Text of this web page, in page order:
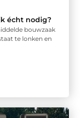
écht nodig?
bouwzaak
te lonken en